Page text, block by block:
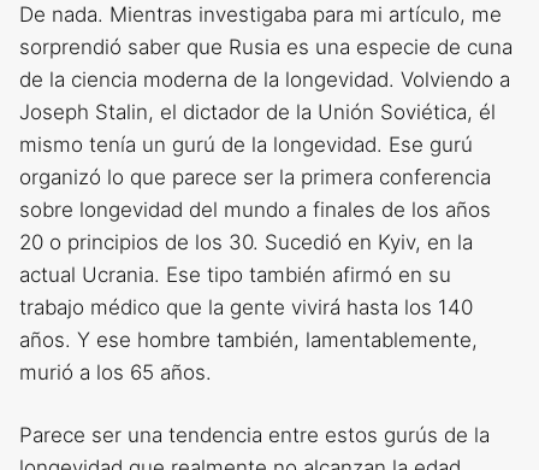
De nada. Mientras investigaba para mi artículo, me
sorprendió saber que Rusia es una especie de cuna
de la ciencia moderna de la longevidad. Volviendo a
Joseph Stalin, el dictador de la Unión Soviética, él
mismo tenía un gurú de la longevidad. Ese gurú
organizó lo que parece ser la primera conferencia
sobre longevidad del mundo a finales de los años
20 o principios de los 30. Sucedió en Kyiv, en la
actual Ucrania. Ese tipo también afirmó en su
trabajo médico que la gente vivirá hasta los 140
años. Y ese hombre también, lamentablemente,
murió a los 65 años.
Parece ser una tendencia entre estos gurús de la